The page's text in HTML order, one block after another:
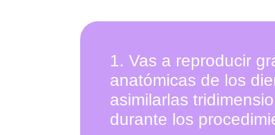
1. Vas a reproducir
anatómicas de los
asimilarlas
durante los